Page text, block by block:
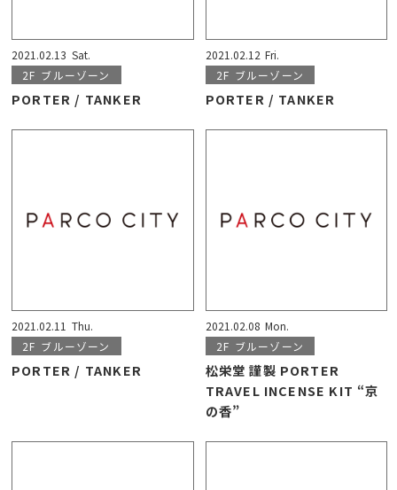
2021.02.13 Sat.
2F ブルーゾーン
PORTER / TANKER
2021.02.12 Fri.
2F ブルーゾーン
PORTER / TANKER
2021.02.11 Thu.
2F ブルーゾーン
PORTER / TANKER
2021.02.08 Mon.
2F ブルーゾーン
松栄堂 謹製 PORTER
TRAVEL INCENSE KIT “京
の香”